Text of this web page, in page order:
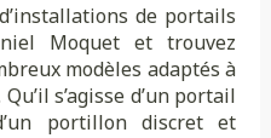
de portails
Moquet et trouvez
modèles adaptés à
s’agisse d’un portail
portillon discret et